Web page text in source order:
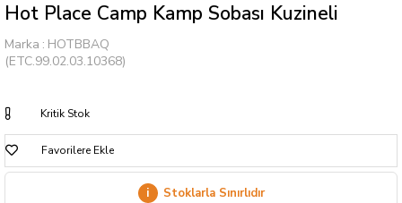
Hot Place Camp Kamp Sobası Kuzineli
Marka : HOTBBAQ
(ETC.99.02.03.10368)
Kritik Stok
Favorilere Ekle
i Stoklarla Sınırlıdır